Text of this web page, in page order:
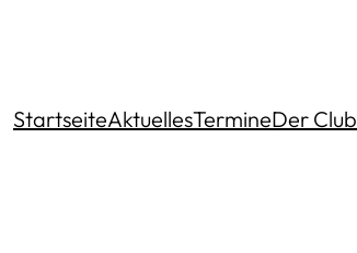
StartseiteAktuellesTermineDer Club